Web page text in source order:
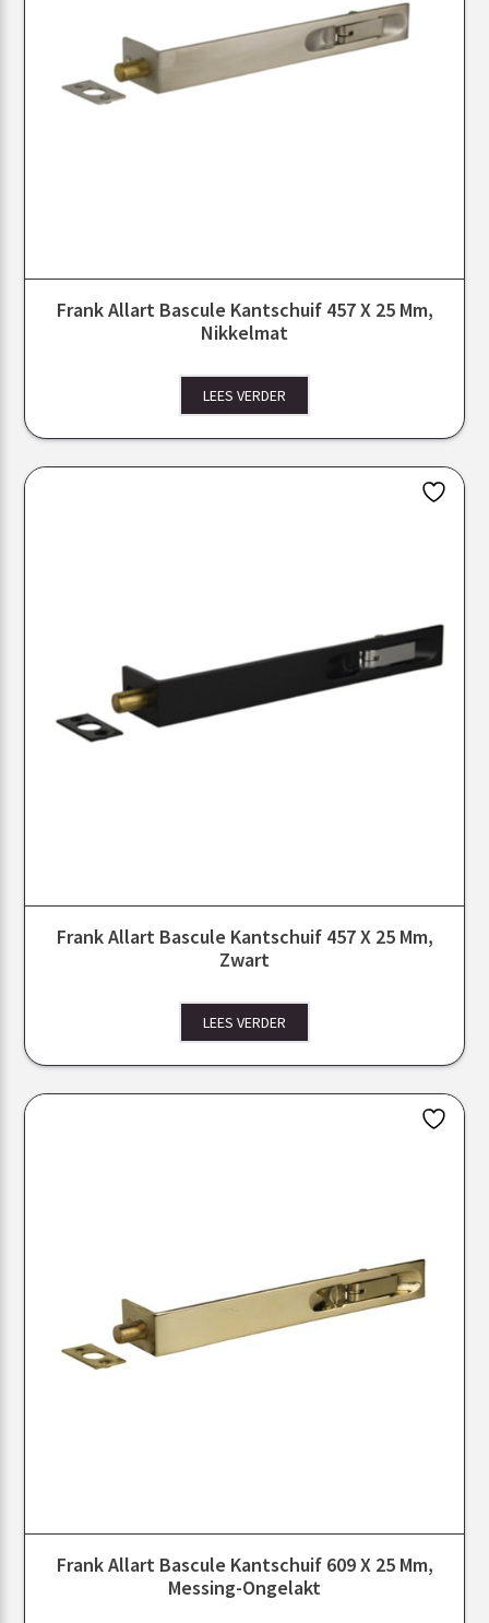
Frank Allart Bascule Kantschuif 457 X 25 Mm,
Nikkelmat
LEES VERDER
Frank Allart Bascule Kantschuif 457 X 25 Mm,
Zwart
LEES VERDER
Frank Allart Bascule Kantschuif 609 X 25 Mm,
Messing-Ongelakt